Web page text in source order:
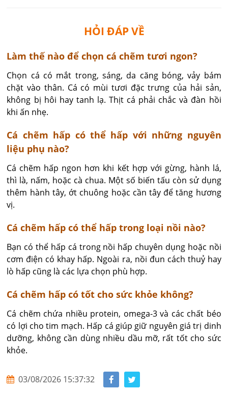
HỎI ĐÁP VỀ
Làm thế nào để chọn cá chẽm tươi ngon?
Chọn cá có mắt trong, sáng, da căng bóng, vảy bám
chặt vào thân. Cá có mùi tươi đặc trưng của hải sản,
không bị hôi hay tanh lạ. Thịt cá phải chắc và đàn hồi
khi ấn nhẹ.
Cá chẽm hấp có thể hấp với những nguyên
liệu phụ nào?
Cá chẽm hấp ngon hơn khi kết hợp với gừng, hành lá,
thì là, nấm, hoặc cà chua. Một số biến tấu còn sử dụng
thêm hành tây, ớt chuông hoặc cần tây để tăng hương
vị.
Cá chẽm hấp có thể hấp trong loại nồi nào?
Bạn có thể hấp cá trong nồi hấp chuyên dụng hoặc nồi
cơm điện có khay hấp. Ngoài ra, nồi đun cách thuỷ hay
lò hấp cũng là các lựa chọn phù hợp.
Cá chẽm hấp có tốt cho sức khỏe không?
Cá chẽm chứa nhiều protein, omega-3 và các chất béo
có lợi cho tim mạch. Hấp cá giúp giữ nguyên giá trị dinh
dưỡng, không cần dùng nhiều dầu mỡ, rất tốt cho sức
khỏe.
03/08/2026 15:37:32